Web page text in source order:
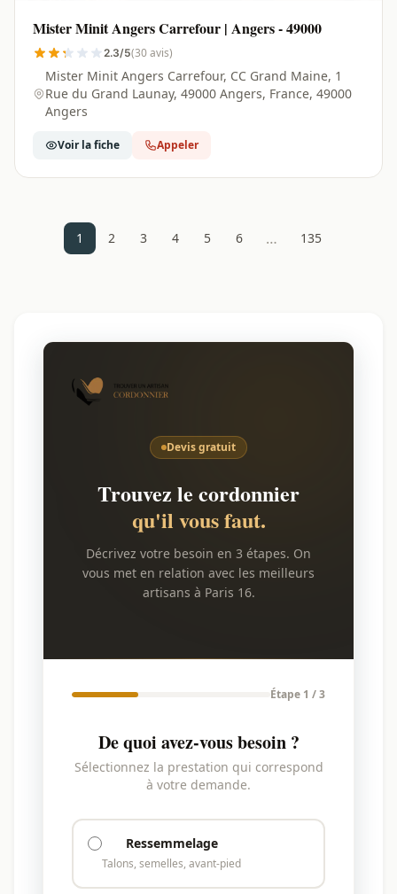
Mister Minit Angers Carrefour | Angers - 49000
2.3/5(30 avis)
Mister Minit Angers Carrefour, CC Grand Maine, 1
Rue du Grand Launay, 49000 Angers, France, 49000
Angers
Voir la fiche Appeler
1 2 3 4 5 6 … 135
Devis gratuit
Trouvez le cordonnier
qu'il vous faut.
Décrivez votre besoin en 3 étapes. On
vous met en relation avec les meilleurs
artisans à Paris 16.
Étape 1 / 3
De quoi avez-vous besoin ?
Sélectionnez la prestation qui correspond
à votre demande.
Ressemmelage
Talons, semelles, avant-pied